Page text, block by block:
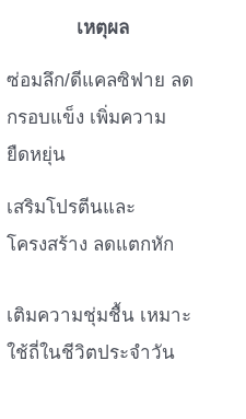
เหตุผล
ซ่อมลึก/ดีแคลซิฟาย ลด
กรอบแข็ง เพิ่มความ
ยืดหยุ่น
เสริมโปรตีนและ
โครงสร้าง ลดแตกหัก
เติมความชุ่มชื้น เหมาะ
ใช้ถี่ในชีวิตประจำวัน